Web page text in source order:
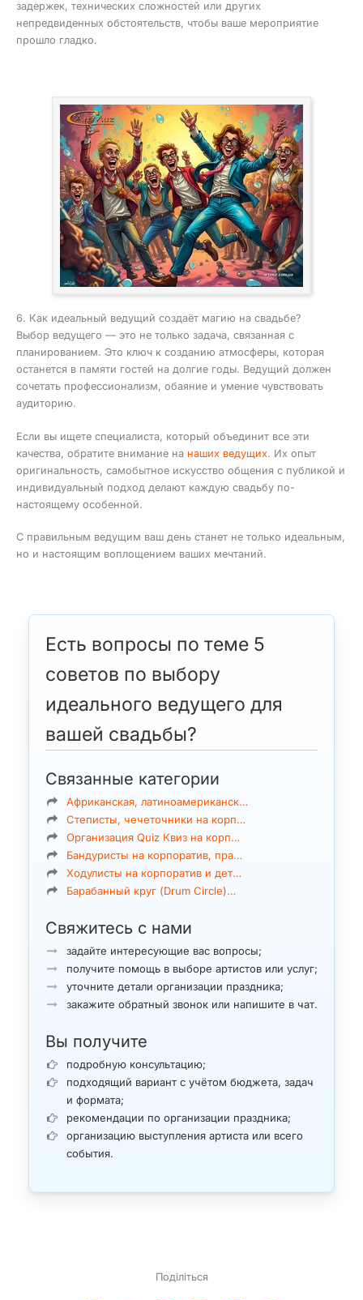
задержек, технических сложностей или других
непредвиденных обстоятельств, чтобы ваше мероприятие
прошло гладко.
6. Как идеальный ведущий создаёт магию на свадьбе?
Выбор ведущего — это не только задача, связанная с
планированием. Это ключ к созданию атмосферы, которая
останется в памяти гостей на долгие годы. Ведущий должен
сочетать профессионализм, обаяние и умение чувствовать
аудиторию.
Если вы ищете специалиста, который объединит все эти
качества, обратите внимание на наших ведущих. Их опыт
оригинальность, самобытное искусство общения с публикой и
индивидуальный подход делают каждую свадьбу по-
настоящему особенной.
С правильным ведущим ваш день станет не только идеальным,
но и настоящим воплощением ваших мечтаний.
Есть вопросы по теме 5
советов по выбору
идеального ведущего для
вашей свадьбы?
Связанные категории
Африканская, латиноамериканск…
Степисты, чечеточники на корп…
Организация Quiz Квиз на корп…
Бандуристы на корпоратив, пра…
Ходулисты на корпоратив и дет…
Барабанный круг (Drum Circle)…
Свяжитесь с нами
задайте интересующие вас вопросы;
получите помощь в выборе артистов или услуг;
уточните детали организации праздника;
закажите обратный звонок или напишите в чат.
Вы получите
подробную консультацию;
подходящий вариант с учётом бюджета, задач
и формата;
рекомендации по организации праздника;
организацию выступления артиста или всего
события.
Поділіться